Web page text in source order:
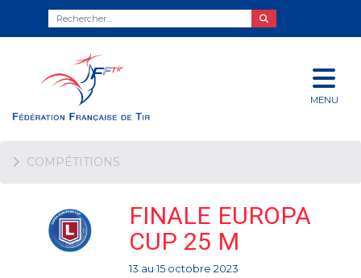
MENU
COMPÉTITIONS
FINALE EUROPA
CUP 25 M
13 au 15 octobre 2023